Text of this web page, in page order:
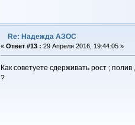
Re: Надежда АЗОС
« Ответ #13 : 29 Апреля 2016, 19:44:05 »
Как советуете сдерживать рост ;
?